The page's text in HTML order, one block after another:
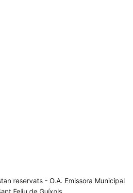
reservats - O.A. Emissora Municipal
Feliu de Guíxols